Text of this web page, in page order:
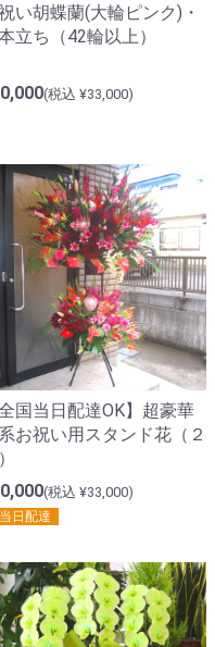
い胡蝶蘭(大輪ピンク)・
立ち（42輪以上）
(税込 ¥33,000)
全国当日配達OK】超豪華
お祝い用スタンド花（２
(税込 ¥33,000)
当日配達